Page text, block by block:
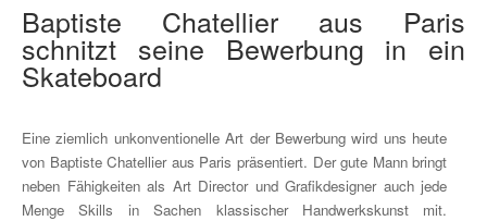
Baptiste Chatellier aus Paris
schnitzt seine Bewerbung in ein
Skateboard
Eine ziemlich unkonventionelle Art der Bewerbung wird uns heute
von Baptiste Chatellier aus Paris präsentiert. Der gute Mann bringt
neben Fähigkeiten als Art Director und Grafikdesigner auch jede
Menge Skills in Sachen klassischer Handwerkskunst mit.